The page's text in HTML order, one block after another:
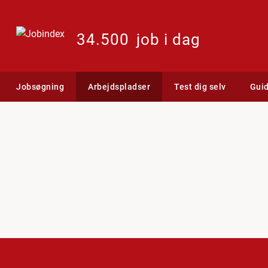
34.500 job i dag
Jobsøgning Arbejdspladser Test dig selv